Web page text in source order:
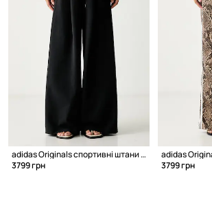
adidas Originals спортивні штани з ліоцелем жіночі
3799 грн
3799 грн